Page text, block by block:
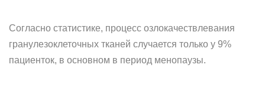
Согласно статистике, процесс озлокачествлевания
гранулезоклеточных тканей случается только у 9%
пациенток, в основном в период менопаузы.